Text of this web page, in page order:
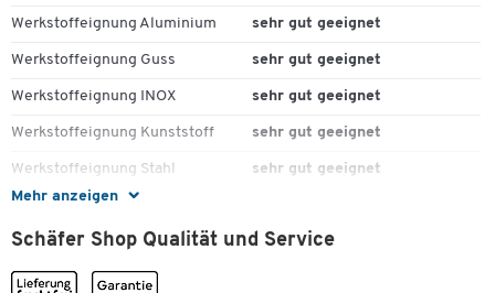
Mehr anzeigen
Werkstoffeignung Aluminium sehr gut geeignet
Werkstoffeignung Guss sehr gut geeignet
Werkstoffeignung INOX sehr gut geeignet
Werkstoffeignung Kunststoff sehr gut geeignet
Werkstoffeignung Stahl sehr gut geeignet
Schäfer Shop Qualität und Service